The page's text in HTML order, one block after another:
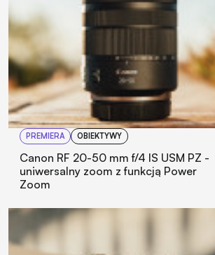
PREMIERA OBIEKTYWY
Canon RF 20-50 mm f/4 IS USM PZ -
uniwersalny zoom z funkcją Power
Zoom